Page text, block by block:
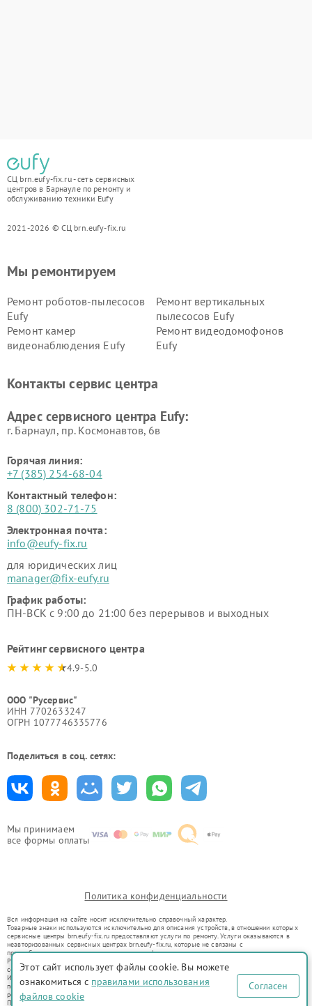
СЦ brn.eufy-fix.ru - сеть сервисных
центров в Барнауле по ремонту и
обслуживанию техники Eufy
2021-2026 © СЦ brn.eufy-fix.ru
Мы принимаем
все формы оплаты
Мы ремонтируем
Ремонт роботов-пылесосов
Eufy
Ремонт вертикальных
пылесосов Eufy
Ремонт камер
видеонаблюдения Eufy
Ремонт видеодомофонов
Eufy
Контакты сервис центра
Адрес сервисного центра Eufy:
г. Барнаул, ​пр. Космонавтов, 6в
Горячая линия:
+7 (385) 254-68-04
Контактный телефон:
8 (800) 302-71-75
Электронная почта:
info@eufy-fix.ru
для юридических лиц
manager@fix-eufy.ru
График работы:
ПН-ВСК с 9:00 до 21:00 без перерывов и выходных
Рейтинг сервисного центра
4.9-5.0
ООО "Русервис"
ИНН 7702633247
ОГРН 1077746335776
Поделиться в соц. сетях:
Политика конфиденциальности
Вся информация на сайте носит исключительно справочный характер.
Товарные знаки используются исключительно для описания устройств, в отношении которых
сервисные центры brn.eufy-fix.ru предоставляют услуги по ремонту. Услуги оказываются в
неавторизованных сервисных центрах brn.eufy-fix.ru, которые не связаны с
правообладателями товарных знаков или их официальными представителями.
Ремонт осуществляется для устройств, уже введенных в гражданский оборот в соответствии
со статьей 1487 ГК РФ.
Использование товарных знаков не преследует цели индивидуализации услуг или введения
потребителей в заблуждение, а служит для информирования о предоставляемых услугах по
ремонту техники указанных брендов.
Представленная на сайте информация не является публичной офертой, определяемой
Этот сайт использует файлы cookie. Вы можете
ознакомиться с правилами использования
файлов cookie
Согласен